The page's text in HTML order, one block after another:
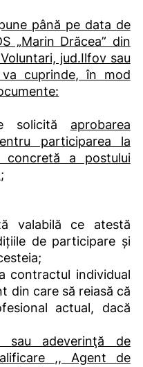
până pe data de
„Marin Drăcea” din
jud.Ilfov sau
cuprinde, în mod
solicită aprobarea
participarea la
concretă a postului
;
valabilă ce atestă
de participare și
contractul individual
din care să reiasă că
actual, dacă
sau adeverinţă de
,, Agent de